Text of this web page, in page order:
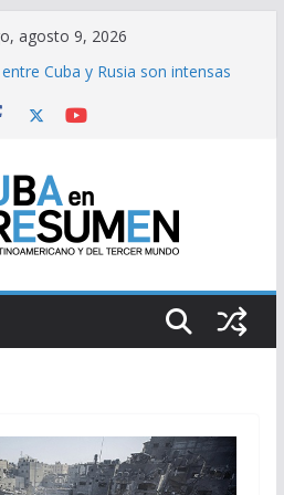
agosto 9, 2026
Cuba y Rusia son intensas
y del Caribe 2026
en las bases, ganar las
y Namibia hermandad